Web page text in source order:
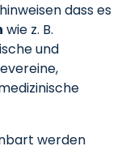
dass es
wie z. B.
und
werden